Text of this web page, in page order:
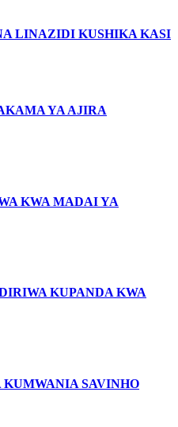
LINAZIDI KUSHIKA KASI
YA AJIRA
KWA MADAI YA
KUPANDA KWA
SAVINHO